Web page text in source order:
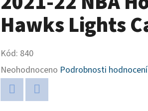
Hawks Lights
Kód: 840
Průměrné
hodnocení
produktu
Neohodnoceno Podrobnosti hodnocení